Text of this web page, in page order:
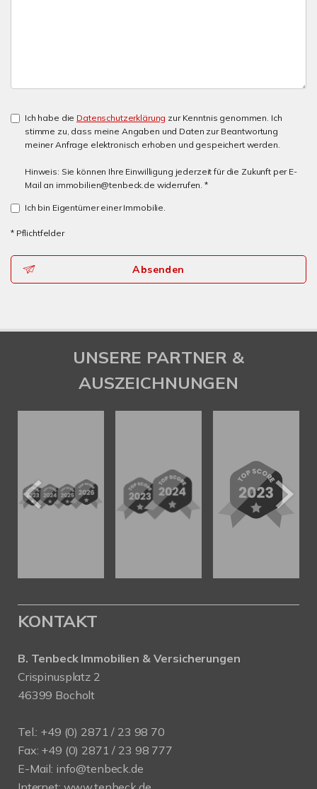
Ich habe die Datenschutzerklärung zur Kenntnis genommen. Ich
stimme zu, dass meine Angaben und Daten zur Beantwortung
meiner Anfrage elektronisch erhoben und gespeichert werden.
Hinweis: Sie können Ihre Einwilligung jederzeit für die Zukunft per E-
Mail an immobilien@tenbeck.de widerrufen. *
Ich bin Eigentümer einer Immobilie.
* Pflichtfelder
Absenden
UNSERE PARTNER &
AUSZEICHNUNGEN
KONTAKT
B. Tenbeck Immobilien & Versicherungen
Crispinusplatz 2
46399 Bocholt
Tel.: +49 (0) 2871 / 23 98 70
Fax: +49 (0) 2871 / 23 98 777
E-Mail: info@tenbeck.de